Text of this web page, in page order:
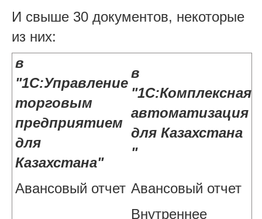
И свыше 30 документов, некоторые
из них:
в
"1С:Управление
торговым
предприятием
для
Казахстана"
в
"1С:Комплексная
автоматизация
для Казахстана
"
Авансовый отчет Авансовый отчет
Внутреннее